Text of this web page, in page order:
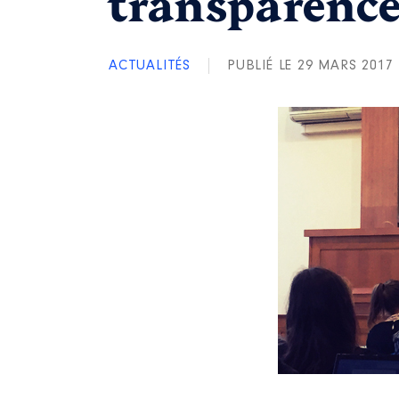
ACTUALITÉS PUBLIÉ LE 29 MARS 2017